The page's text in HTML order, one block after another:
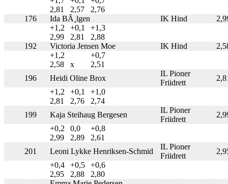
2,81
2,57
2,76
176
Ida BÃ¸lgen IK Hind
+1,2
+0,1
+1,3
2,99
2,81
2,88
192
Victoria Jensen Moe IK Hind
+1,2
+0,7
2,58
x
2,51
196
Heidi Oline Brox
IL Pioner
Friidrett
+1,2
+0,1
+1,0
2,81
2,76
2,74
199
Kaja Steihaug Bergesen
IL Pioner
Friidrett
+0,2
0,0
+0,8
2,99
2,89
2,61
201
Leoni Lykke Henriksen-Schmid
IL Pioner
Friidrett
+0,4
+0,5
+0,6
2,95
2,88
2,80